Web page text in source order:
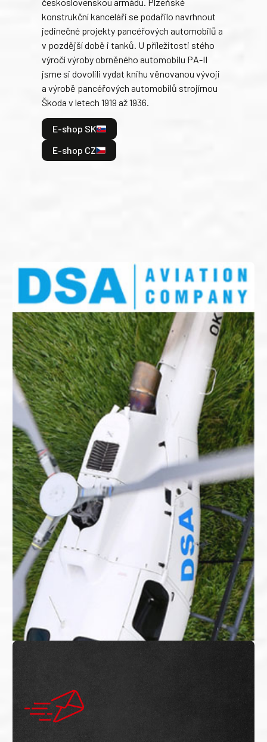
konstrukční kanceláři se podařilo navrhnout
jedinečné projekty pancéřových automobilů a
v pozdější době i tanků. U příležitosti stého
výročí výroby obrněného automobilu PA-II
jsme si dovolili vydat knihu věnovanou vývoji
a výrobě pancéřových automobilů strojírnou
Škoda v letech 1919 až 1936.
E-shop SK
E-shop CZ